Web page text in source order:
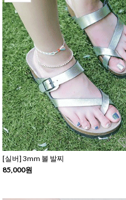
[실버] 3mm 볼 발찌
85,000원